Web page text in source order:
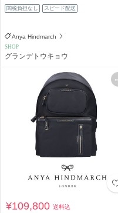
関税負担なし スピード配送
Anya Hindmarch
SHOP
グランデトウキョウ
¥109,800送料込